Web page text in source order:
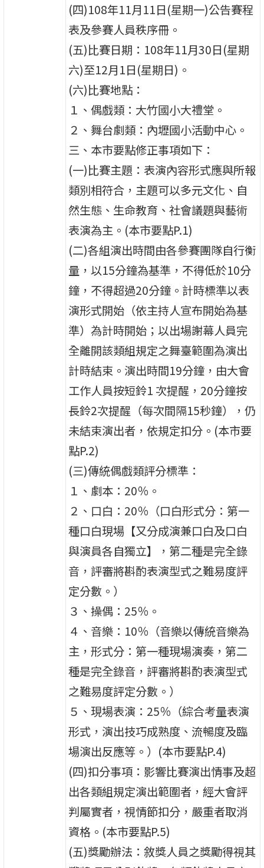
(四)108年11月11日(星期一)公告賽程
表及參賽人員秩序冊。
(五)比賽日期：108年11月30日(星期
六)至12月1日(星期日)。
(六)比賽地點：
１、偶戲類：大竹國小大禮堂。
２、舞台劇類：內壢國小活動中心。
三、本市要點修正事項如下：
(一)比賽主題：表演內容形式應與所報
類別相符合，主題可以多元文化、自
然生態、生命教育、社會議題與藝術
表演為主。(本市要點P.1)
(二)各組演出時間由各參賽團隊自行衡
量，以15分鐘為基準，不得低於10分
鐘，不得超過20分鐘。計時標準以表
演形式開始（依主持人宣布開始為基
準）為計時開始；以出場謝幕人員完
全離開該類組規定之舞臺範圍為演出
計時結束。演出時間19分鐘，由大會
工作人員按短鈴1 次提醒，20分鐘按
長鈴2次提醒（每次間隔15秒鐘），仍
未結束演出者，依規定扣分。(本市要
點P.2)
(三)傳統偶戲類評分標準：
１、劇本：20％。
２、口白：20％（口白形式分：第一
種口白現場【又分成演兼口白及口白
與演員各自獨立】，第二種是完全錄
音，評審將斟酌表演型式之難易度評
定分數。）
３、操偶：25％。
４、音樂：10％（音樂以傳統音樂為
主，形式分：第一種現場演奏，第二
種是完全錄音，評審將斟酌表演型式
之難易度評定分數。）
５、現場表演：25％（綜合考量表演
形式，演出技巧成熟度、流暢度及臨
場演出反應等。）(本市要點P.4)
(四)扣分事項：影響比賽演出情事及超
出各類組規定演出範圍者，經大會評
判屬實者，視情節扣分，嚴重者取消
資格。(本市要點P.5)
(五)獎勵辦法：敘獎人員之獎勵得視其